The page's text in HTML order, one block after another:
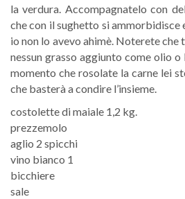
la verdura. Accompagnatelo con
che con il sughetto si ammorbidisce
io non lo avevo ahimè. Noterete che
nessun grasso aggiunto come olio
momento che rosolate la carne lei
che basterà a condire l’insieme.
costolette di maiale 1,2 kg.
prezzemolo
aglio 2 spicchi
vino bianco 1
bicchiere
sale